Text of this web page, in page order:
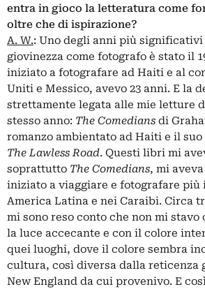
entra in gioco la letteratura come
oltre che di ispirazione?
A. W.: Uno degli anni più
giovinezza come fotografo è stato il
iniziato a fotografare ad Haiti e al
Uniti e Messico, avevo 23 anni. E la
strettamente legata alle mie letture
stesso anno: The Comedians di
romanzo ambientato ad Haiti e il
The Lawless Road. Questi libri mi
soprattutto The Comedians, mi
iniziato a viaggiare e fotografare
America Latina e nei Caraibi. Circa
mi sono reso conto che non mi
la luce accecante e con il colore
quei luoghi, dove il colore sembra
cultura, così diversa dalla reticenza
New England da cui provenivo. E